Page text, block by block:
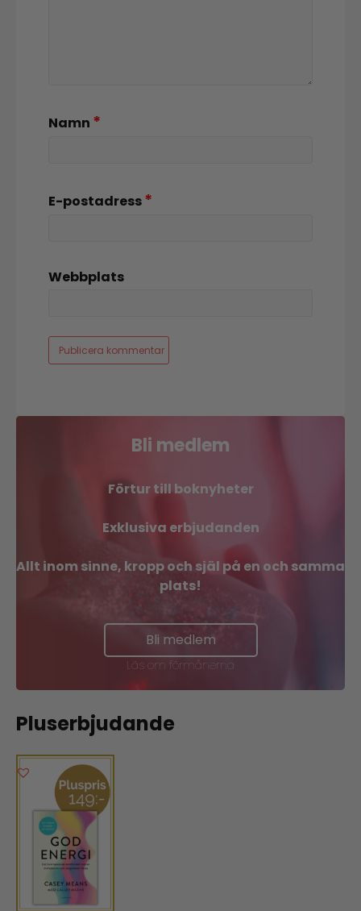
Namn *
E-postadress*
Webbplats
Bli medlem
Förtur till boknyheter
Exklusiva erbjudanden
Allt inom sinne, kropp och själ på en och samma
plats!
Bli medlem
Läs om förmånerna
Pluserbjudande